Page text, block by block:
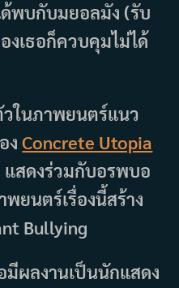
พบกับมยอลมัง (รับ
เธอก็ควบคุมไม่ได้
ในภาพยนตร์แนว
งConcrete Utopia
สดงร่วมกับอรพบอ
ยนตร์เรื่องนี้สร้าง
Bullying
มีผลงานเป็นนักแสดง